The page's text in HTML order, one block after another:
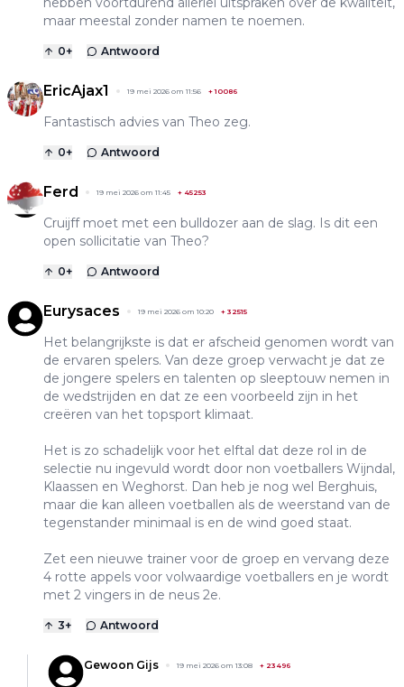
maar meestal zonder namen te noemen.
0+ Antwoord
EricAjax1 19 mei 2026 om 11:56 +10086
Fantastisch advies van Theo zeg.
0+ Antwoord
Ferd 19 mei 2026 om 11:45 + 45253
Cruijff moet met een bulldozer aan de slag. Is dit een
open sollicitatie van Theo?
0+ Antwoord
Eurysaces 19 mei 2026 om 10:20 + 32515
Het belangrijkste is dat er afscheid genomen wordt van
de ervaren spelers. Van deze groep verwacht je dat ze
de jongere spelers en talenten op sleeptouw nemen in
de wedstrijden en dat ze een voorbeeld zijn in het
creëren van het topsport klimaat.
Het is zo schadelijk voor het elftal dat deze rol in de
selectie nu ingevuld wordt door non voetballers Wijndal,
Klaassen en Weghorst. Dan heb je nog wel Berghuis,
maar die kan alleen voetballen als de weerstand van de
tegenstander minimaal is en de wind goed staat.
Zet een nieuwe trainer voor de groep en vervang deze
4 rotte appels voor volwaardige voetballers en je wordt
met 2 vingers in de neus 2e.
3+ Antwoord
Gewoon Gijs 19 mei 2026 om 13:08 + 23496